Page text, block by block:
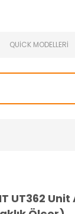
QUİCK MODELLERİ
UT362